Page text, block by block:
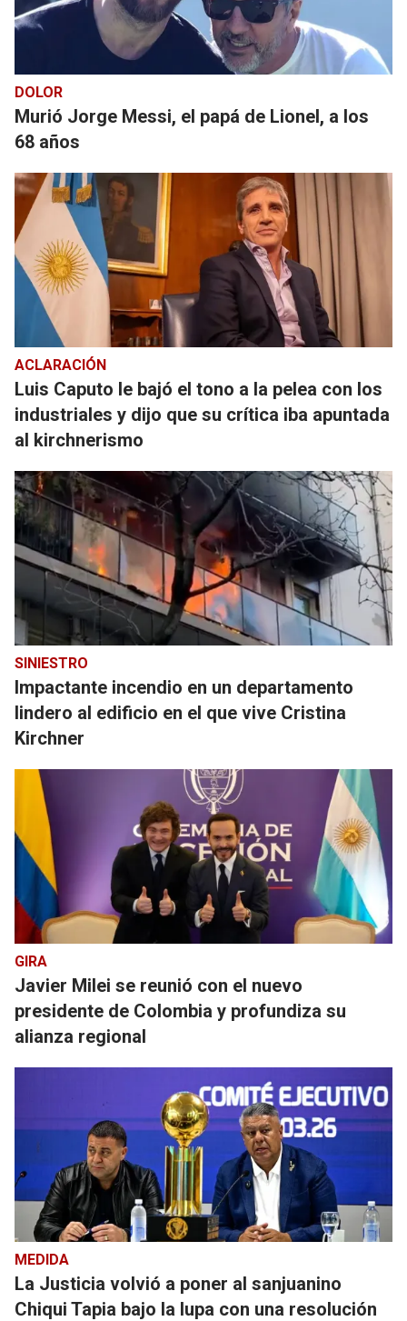
DOLOR
Murió Jorge Messi, el papá de Lionel, a los
68 años
ACLARACIÓN
Luis Caputo le bajó el tono a la pelea con los
industriales y dijo que su crítica iba apuntada
al kirchnerismo
SINIESTRO
Impactante incendio en un departamento
lindero al edificio en el que vive Cristina
Kirchner
GIRA
Javier Milei se reunió con el nuevo
presidente de Colombia y profundiza su
alianza regional
MEDIDA
La Justicia volvió a poner al sanjuanino
Chiqui Tapia bajo la lupa con una resolución